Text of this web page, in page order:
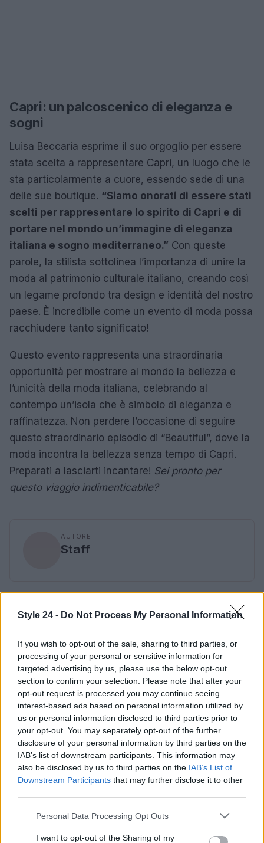
Style 24 - Do Not Process My Personal Information
If you wish to opt-out of the sale, sharing to third parties, or
processing of your personal or sensitive information for
targeted advertising by us, please use the below opt-out
section to confirm your selection. Please note that after your
opt-out request is processed you may continue seeing
interest-based ads based on personal information utilized by
us or personal information disclosed to third parties prior to
your opt-out. You may separately opt-out of the further
disclosure of your personal information by third parties on the
IAB’s list of downstream participants. This information may
also be disclosed by us to third parties on the IAB’s List of
Downstream Participants that may further disclose it to other
Please note that this website/app uses one or more Google
not limited to your visit or usage behaviour. You may click to
Personal Data Processing Opt Outs
I want to opt-out of the Sharing of my
Capri: un palcoscenico di eleganza e
sogni
Luisa Beccaria esprime il suo orgoglio per essere
stata scelta a rappresentare Capri, un luogo che le
sta particolarmente a cuore, essendo sede di una
delle sue boutique. “Siamo onorati di essere stati
scelti per rappresentare lo spirito di Capri e di
portare nel mondo un’immagine di eleganza
italiana e sogno mediterraneo.” Con queste
parole, la stilista sottolinea l’importanza di unire la
moda al patrimonio culturale italiano, creando così
un legame profondo tra design e identità del nostro
paese. È incredibile come un evento di moda possa
racchiudere tanto significato!
Questo evento rappresenta una straordinaria
opportunità per mostrare al mondo la bellezza e
l’unicità della moda italiana, celebrando al
contempo un’isola che è simbolo di eleganza e
raffinatezza. Non perdere l’occasione di seguire
questo straordinario episodio di “Beautiful”, dove la
moda incontra la bellezza senza tempo di Capri.
Preparati a lasciarti incantare! Sei pronto per
questo viaggio indimenticabile?
AUTORE
Staff